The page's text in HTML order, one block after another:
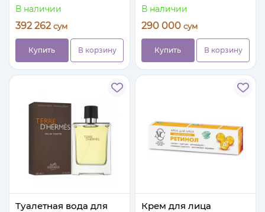
высокой степенью
всасывания с
BioPerine"
В наличии
392 262сум
Купить В корзину
В наличии
290 000 сум
Купить В корзину
Туалетная вода для
Крем для лица